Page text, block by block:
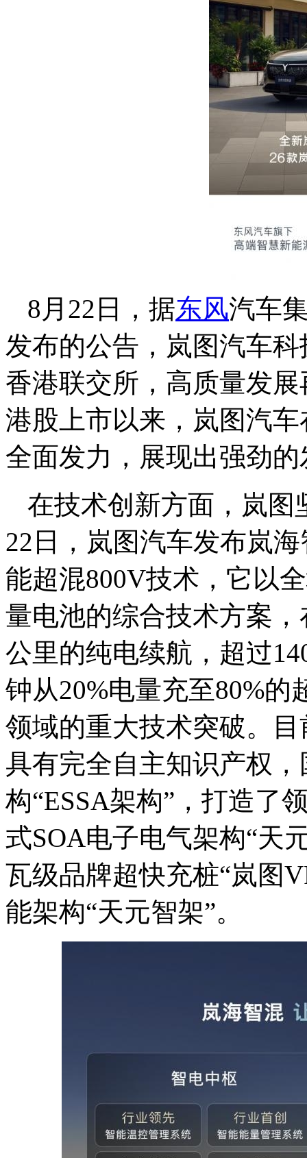
8月22日，据东风汽车
发布的公告，岚图汽车
香港联交所，高质量发
港股上市以来，岚图汽
全面发力，展现出强劲
在技术创新方面，岚图
22日，岚图汽车发布岚
能超混800V技术，它以
量电池的综合技术方案
公里的纯电续航，超过
钟从20%电量充至80%的
领域的重大技术突破。
具有完全自主知识产权
构“ESSA架构”，打造了
式SOA电子电气架构“天
瓦级品牌超快充桩“岚图
能架构“天元智架”。